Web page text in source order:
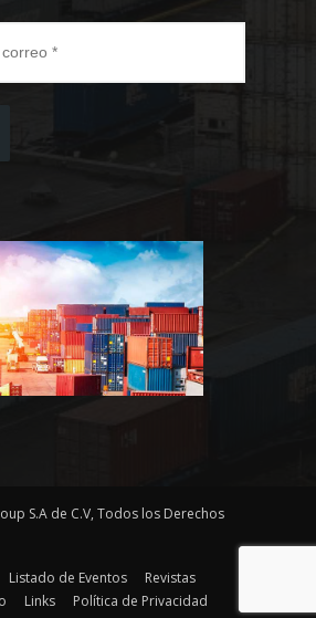
S.A de C.V, Todos los Derechos
Listado de Eventos
Revistas
Links Política de Privacidad